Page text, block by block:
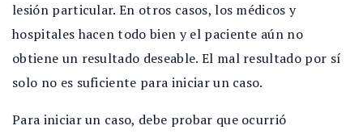
lesión particular. En otros casos, los médicos y
hospitales hacen todo bien y el paciente aún no
obtiene un resultado deseable. El mal resultado por sí
solo no es suficiente para iniciar un caso.
Para iniciar un caso, debe probar que ocurrió